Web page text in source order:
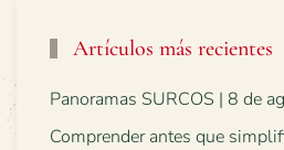
Artículos más recientes
Panoramas SURCOS | 8 de
Comprender antes que